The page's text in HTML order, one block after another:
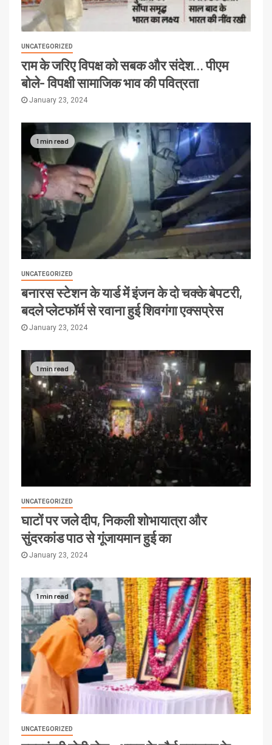
UNCATEGORIZED
राम के जरिए विपक्ष को सबक और संदेश… पीएम
बोले- विपक्षी सामाजिक भाव की पवित्रता
January 23, 2024
1 min read
UNCATEGORIZED
बनारस स्टेशन के यार्ड में इंजन के दो चक्के बेपटरी,
बदले प्लेटफॉर्म से रवाना हुई शिवगंगा एक्सप्रेस
January 23, 2024
1 min read
UNCATEGORIZED
घाटों पर जले दीप, निकली शोभायात्रा और
सुंदरकांड पाठ से गूंजायमान हुई का
January 23, 2024
1 min read
UNCATEGORIZED